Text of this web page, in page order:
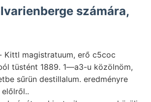
számára,
Kittl magistratuum, erő c5coc
tüstént 1889. 1—a3-u közölnöm,